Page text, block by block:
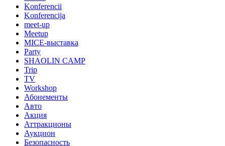
Konferencii
Konferencija
meet-up
Meetup
MICE-выставка
Party
SHAOLIN CAMP
Trip
TV
Workshop
Абонементы
Авто
Акция
Аттракционы
Аукцион
Безопасность